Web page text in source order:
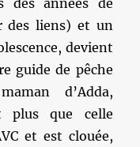
des années de
des liens) et un
devient
guide de pêche
d’Adda,
plus que celle
et est clouée,